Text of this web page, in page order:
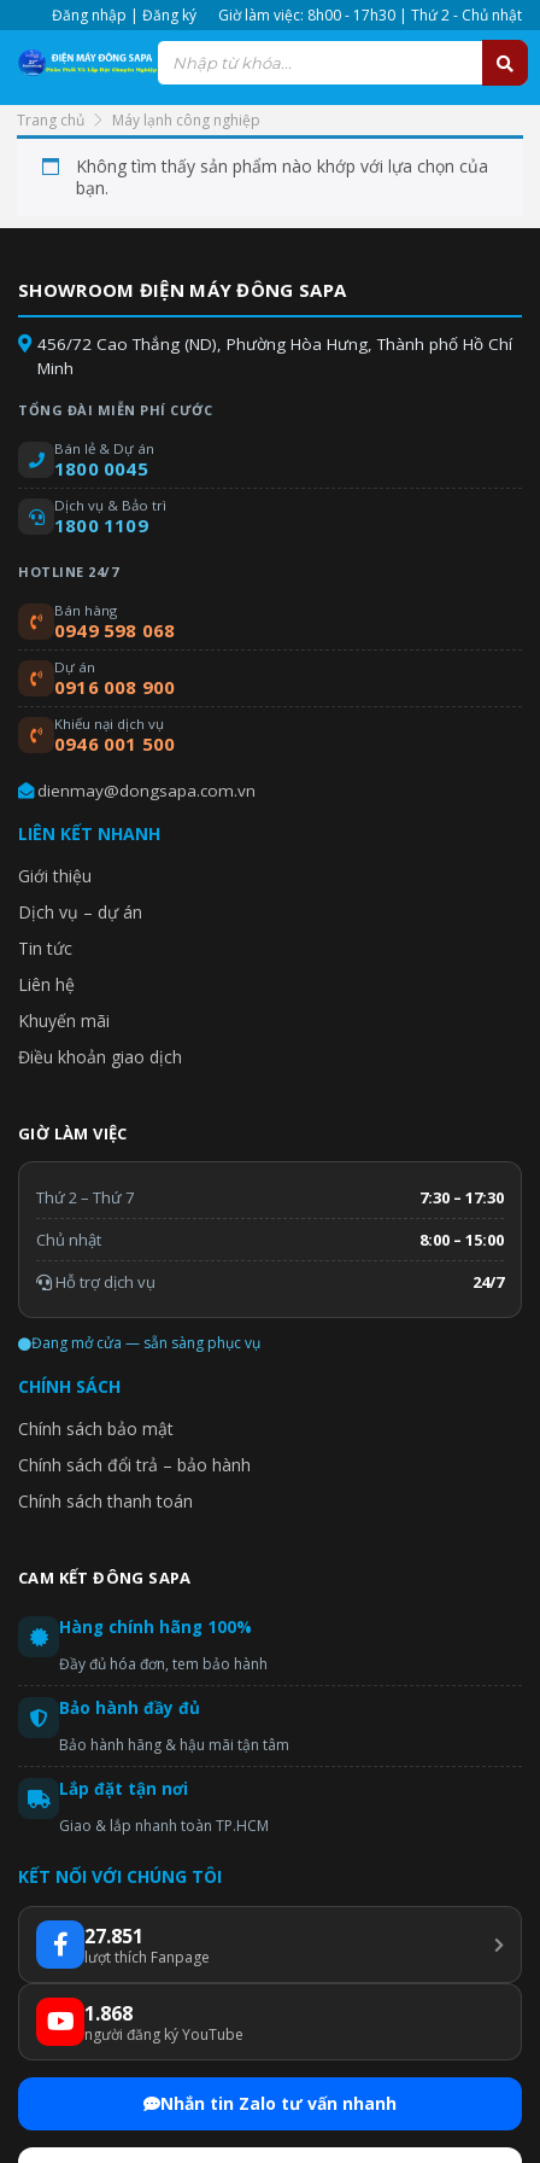
Đăng nhập | Đăng ký Giờ làm việc: 8h00 - 17h30 | Thứ 2 - Chủ nhật
Trang chủ Máy lạnh công nghiệp
Không tìm thấy sản phẩm nào khớp với lựa chọn của
bạn.
SHOWROOM ĐIỆN MÁY ĐÔNG SAPA
456/72 Cao Thắng (ND), Phường Hòa Hưng, Thành phố Hồ Chí
Minh
TỔNG ĐÀI MIỄN PHÍ CƯỚC
Bán lẻ & Dự án
1800 0045
Dịch vụ & Bảo trì
1800 1109
HOTLINE 24/7
Bán hàng
0949 598 068
Dự án
0916 008 900
Khiếu nại dịch vụ
0946 001 500
dienmay@dongsapa.com.vn
LIÊN KẾT NHANH
Giới thiệu
Dịch vụ – dự án
Tin tức
Liên hệ
Khuyến mãi
Điều khoản giao dịch
GIỜ LÀM VIỆC
Thứ 2 – Thứ 7
7:30 – 17:30
Chủ nhật
8:00 – 15:00
Hỗ trợ dịch vụ
24/7
Đang mở cửa — sẵn sàng phục vụ
CHÍNH SÁCH
Chính sách bảo mật
Chính sách đổi trả – bảo hành
Chính sách thanh toán
CAM KẾT ĐÔNG SAPA
Hàng chính hãng 100%
Đầy đủ hóa đơn, tem bảo hành
Bảo hành đầy đủ
Bảo hành hãng & hậu mãi tận tâm
Lắp đặt tận nơi
Giao & lắp nhanh toàn TP.HCM
KẾT NỐI VỚI CHÚNG TÔI
27.851
lượt thích Fanpage
1.868
người đăng ký YouTube
Nhắn tin Zalo tư vấn nhanh